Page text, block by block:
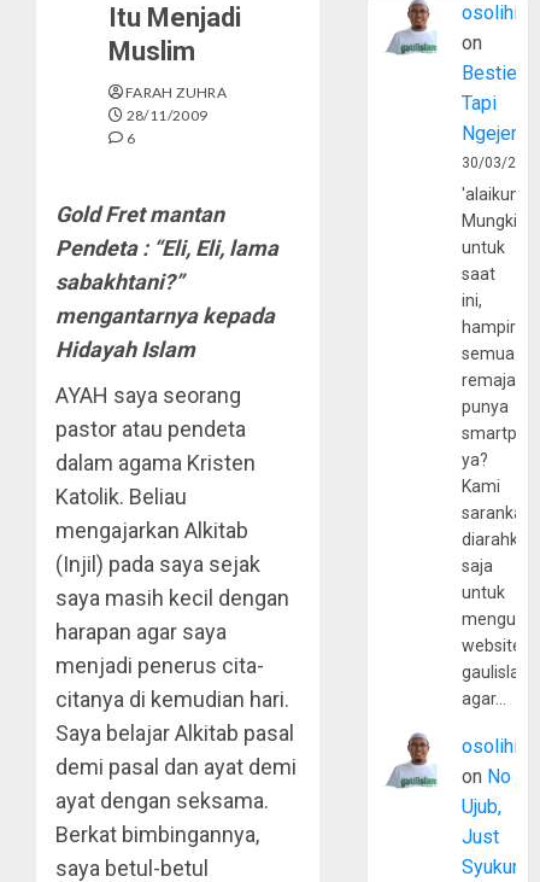
Itu Menjadi
Muslim
FARAH ZUHRA
28/11/2009
6
Gold Fret mantan
Pendeta : “Eli, Eli, lama
sabakhtani?”
mengantarnya kepada
Hidayah Islam
AYAH saya seorang
pastor atau pendeta
dalam agama Kristen
Katolik. Beliau
mengajarkan Alkitab
(Injil) pada saya sejak
saya masih kecil dengan
harapan agar saya
menjadi penerus cita-
citanya di kemudian hari.
Saya belajar Alkitab pasal
demi pasal dan ayat demi
ayat dengan seksama.
Berkat bimbingannya,
saya betul-betul
osolihin
on
Bestie
Tapi
30/03/
Mungkin
untuk
saat
ini,
hampir
semua
remaja
punya
ya?
Kami
sarankan,
diarahkan
saja
untuk
website
agar…
osolihin
on No
Ujub,
Just
Syukur